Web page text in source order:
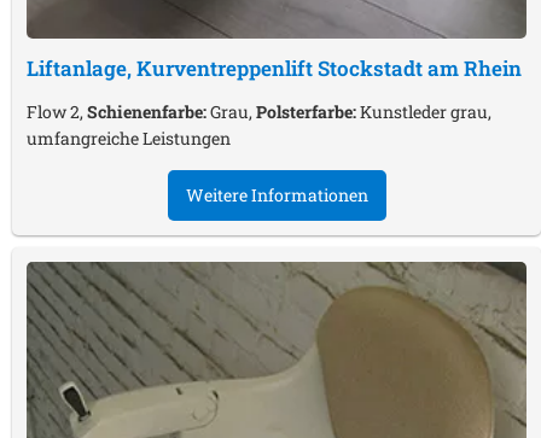
Liftanlage, KurventreppenliftStockstadt am Rhein
Flow 2,Schienenfarbe:Grau,Polsterfarbe:Kunstleder grau,
umfangreiche Leistungen
Weitere Informationen